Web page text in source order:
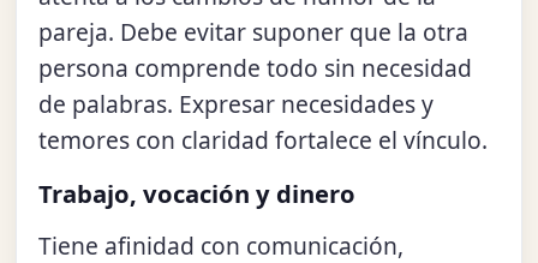
pareja. Debe evitar suponer que la otra
persona comprende todo sin necesidad
de palabras. Expresar necesidades y
temores con claridad fortalece el vínculo.
Trabajo, vocación y dinero
Tiene afinidad con comunicación,